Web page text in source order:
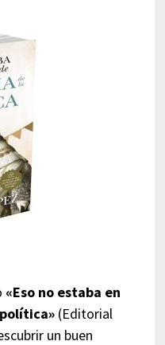
«Eso no estaba en
(Editorial
un buen